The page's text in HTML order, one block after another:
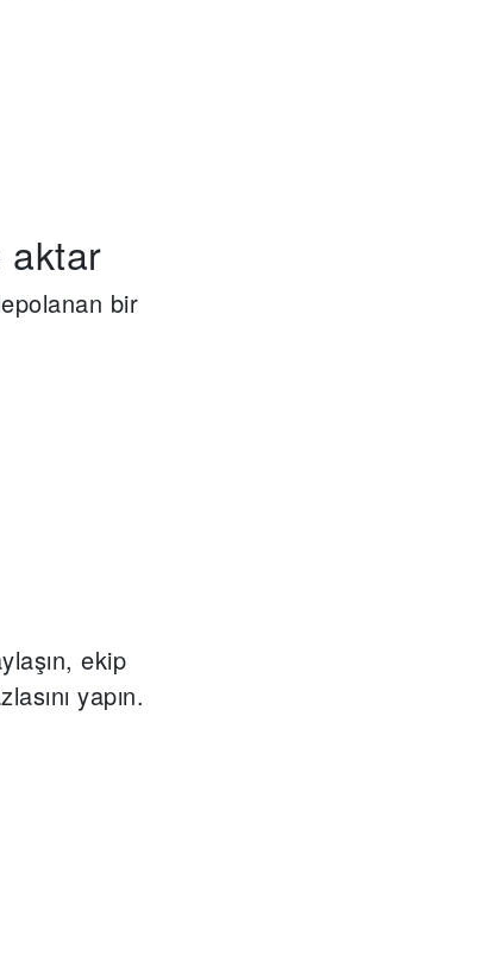
aktar
bir
ekip
yapın.